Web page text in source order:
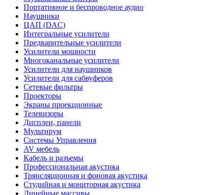
Портативное и беспроводное аудио
Наушники
ЦАП (DAC)
Интегральные усилители
Предварительные усилители
Усилители мощности
Многоканальные усилители
Усилители для наушников
Усилители для сабвуферов
Сетевые фильтры
Проекторы
Экраны проекционные
Телевизоры
Дисплеи, панели
Мультирум
Системы Управления
AV мебель
Кабель и разъемы
Профессиональная акустика
Трянсляционная и фоновая акустика
Студийная и мониторная акустика
Линейные массивы